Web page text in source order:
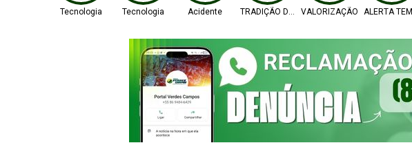
Tecnologia Tecnologia Acidente TRADIÇÃO DE FÉVALORIZAÇÃO ALERTA